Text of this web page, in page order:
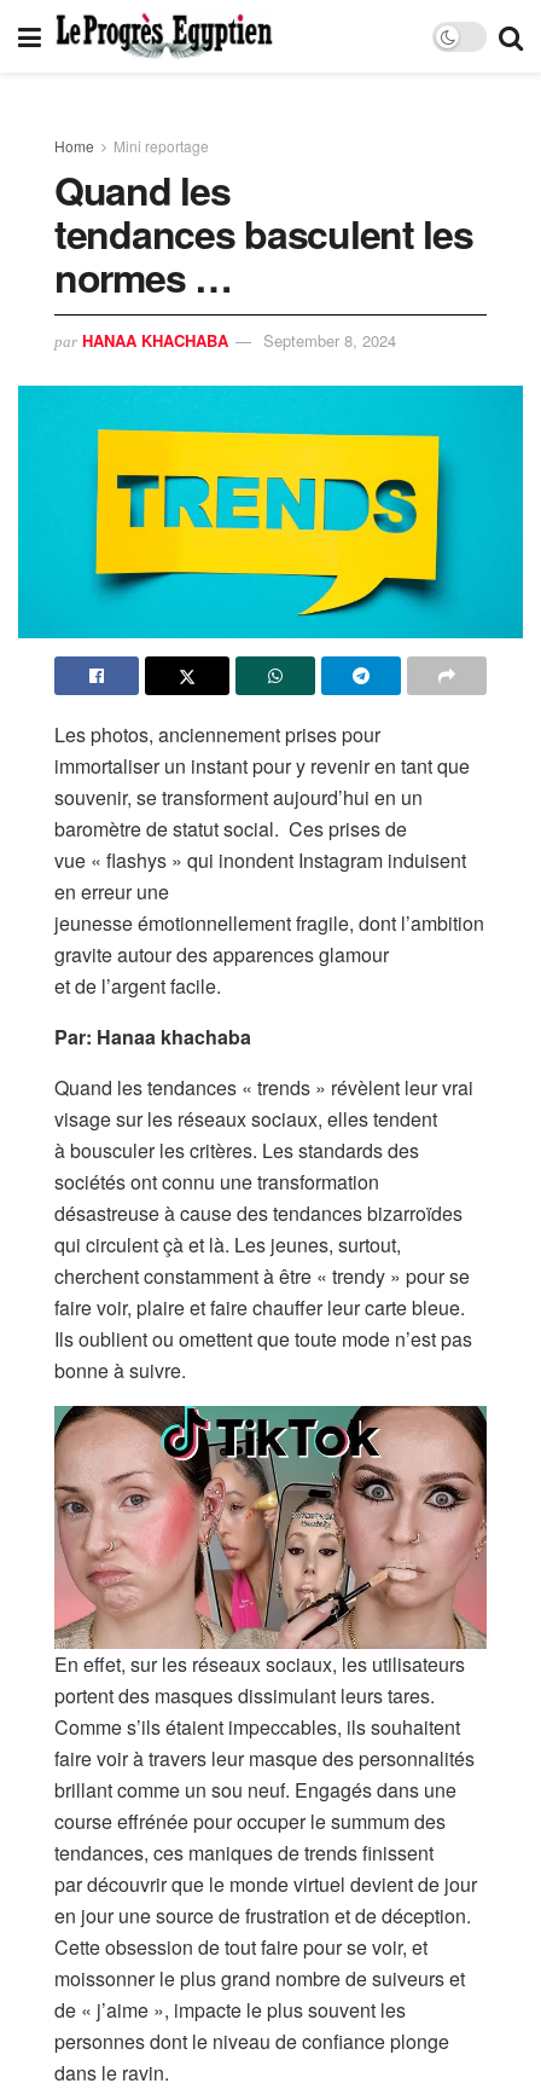
Home Mini reportage
Quand les
tendances basculent les
normes …
par HANAA KHACHABA September 8, 2024
Les photos, anciennement prises pour
immortaliser un instant pour y revenir en tant que
souvenir, se transforment aujourd’hui en un
baromètre de statut social. Ces prises de
vue « flashys » qui inondent Instagram induisent
en erreur une
jeunesse émotionnellement fragile, dont l’ambition
gravite autour des apparences glamour
et de l’argent facile.
Par: Hanaa khachaba
Quand les tendances « trends » révèlent leur vrai
visage sur les réseaux sociaux, elles tendent
à bousculer les critères. Les standards des
sociétés ont connu une transformation
désastreuse à cause des tendances bizarroïdes
qui circulent çà et là. Les jeunes, surtout,
cherchent constamment à être « trendy » pour se
faire voir, plaire et faire chauffer leur carte bleue.
Ils oublient ou omettent que toute mode n’est pas
bonne à suivre.
En effet, sur les réseaux sociaux, les utilisateurs
portent des masques dissimulant leurs tares.
Comme s’ils étaient impeccables, ils souhaitent
faire voir à travers leur masque des personnalités
brillant comme un sou neuf. Engagés dans une
course effrénée pour occuper le summum des
tendances, ces maniques de trends finissent
par découvrir que le monde virtuel devient de jour
en jour une source de frustration et de déception.
Cette obsession de tout faire pour se voir, et
moissonner le plus grand nombre de suiveurs et
de « j’aime », impacte le plus souvent les
personnes dont le niveau de confiance plonge
dans le ravin.